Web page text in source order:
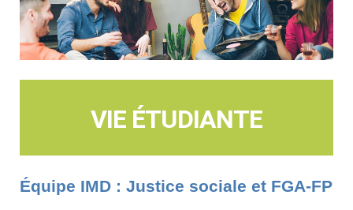
VIE ÉTUDIANTE
Équipe IMD : Justice sociale et FGA-FP